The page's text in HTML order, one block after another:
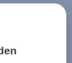
ajan vaatteet